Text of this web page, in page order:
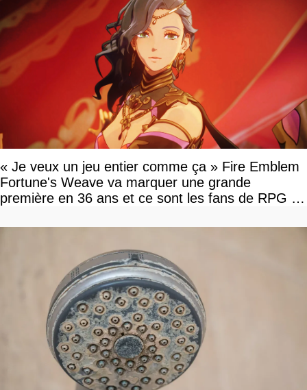
« Je veux un jeu entier comme ça » Fire Emblem
Fortune's Weave va marquer une grande
première en 36 ans et ce sont les fans de RPG en